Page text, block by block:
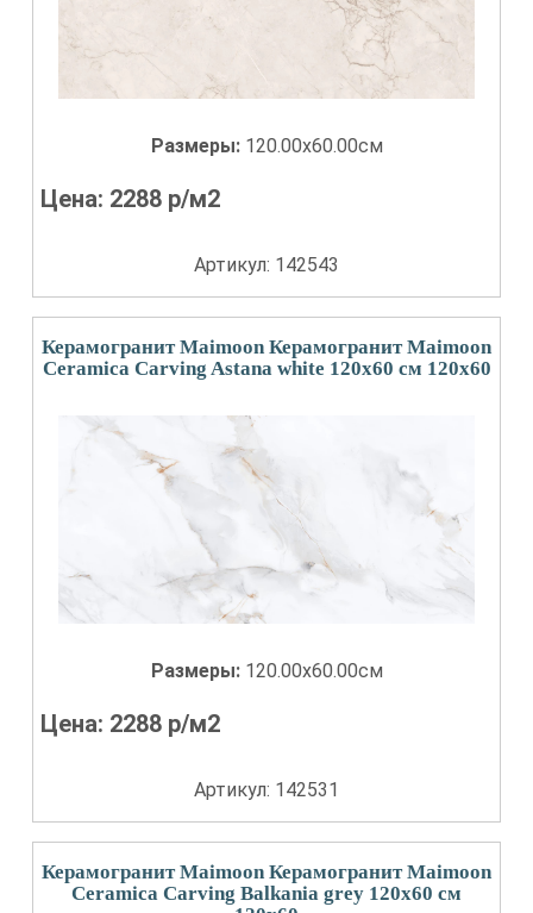
Размеры: 120.00x60.00см
Цена: 2288 р/м2
Артикул: 142543
Керамогранит Maimoon Керамогранит Maimoon
Ceramica Carving Astana white 120х60 см 120x60
Размеры: 120.00x60.00см
Цена: 2288 р/м2
Артикул: 142531
Керамогранит Maimoon Керамогранит Maimoon
Ceramica Carving Balkania grey 120х60 см